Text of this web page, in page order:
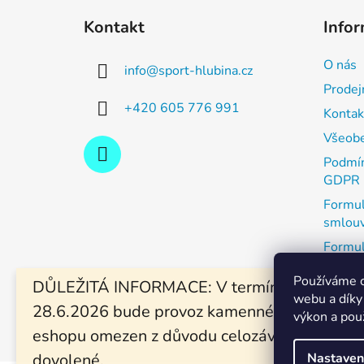
Používáme
webu a
výkon a
DŮLEŽITÁ INFORMACE: V termínu od 19.6. -
28.6.2026 bude provoz kamenné prodejny a
eshopu omezen z důvodu celozávodní
Kontakt
info@sport-hlubina.cz
+420 605 776 991
O nás
GDPR